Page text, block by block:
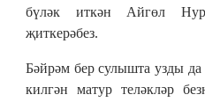
бүләк иткән Айгөл
җиткерәбез.
Бәйрәм бер сулышта узды
килгән матур теләкләр